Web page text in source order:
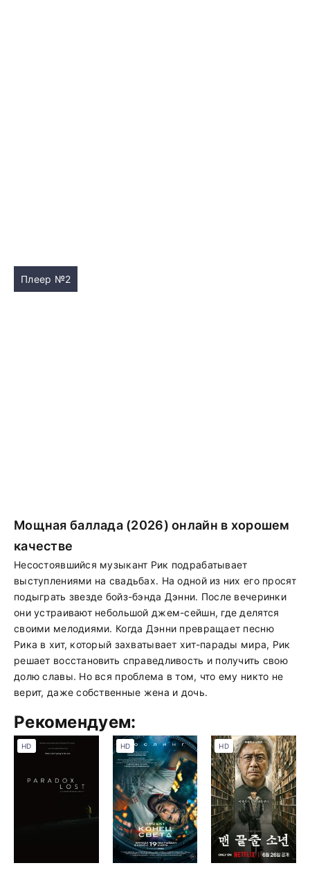
Плеер №2
Мощная баллада (2026) онлайн в хорошем
качестве
Несостоявшийся музыкант Рик подрабатывает
выступлениями на свадьбах. На одной из них его просят
подыграть звезде бойз-бэнда Дэнни. После вечеринки
они устраивают небольшой джем-сейшн, где делятся
своими мелодиями. Когда Дэнни превращает песню
Рика в хит, который захватывает хит-парады мира, Рик
решает восстановить справедливость и получить свою
долю славы. Но вся проблема в том, что ему никто не
верит, даже собственные жена и дочь.
Рекомендуем:
HD HD HD